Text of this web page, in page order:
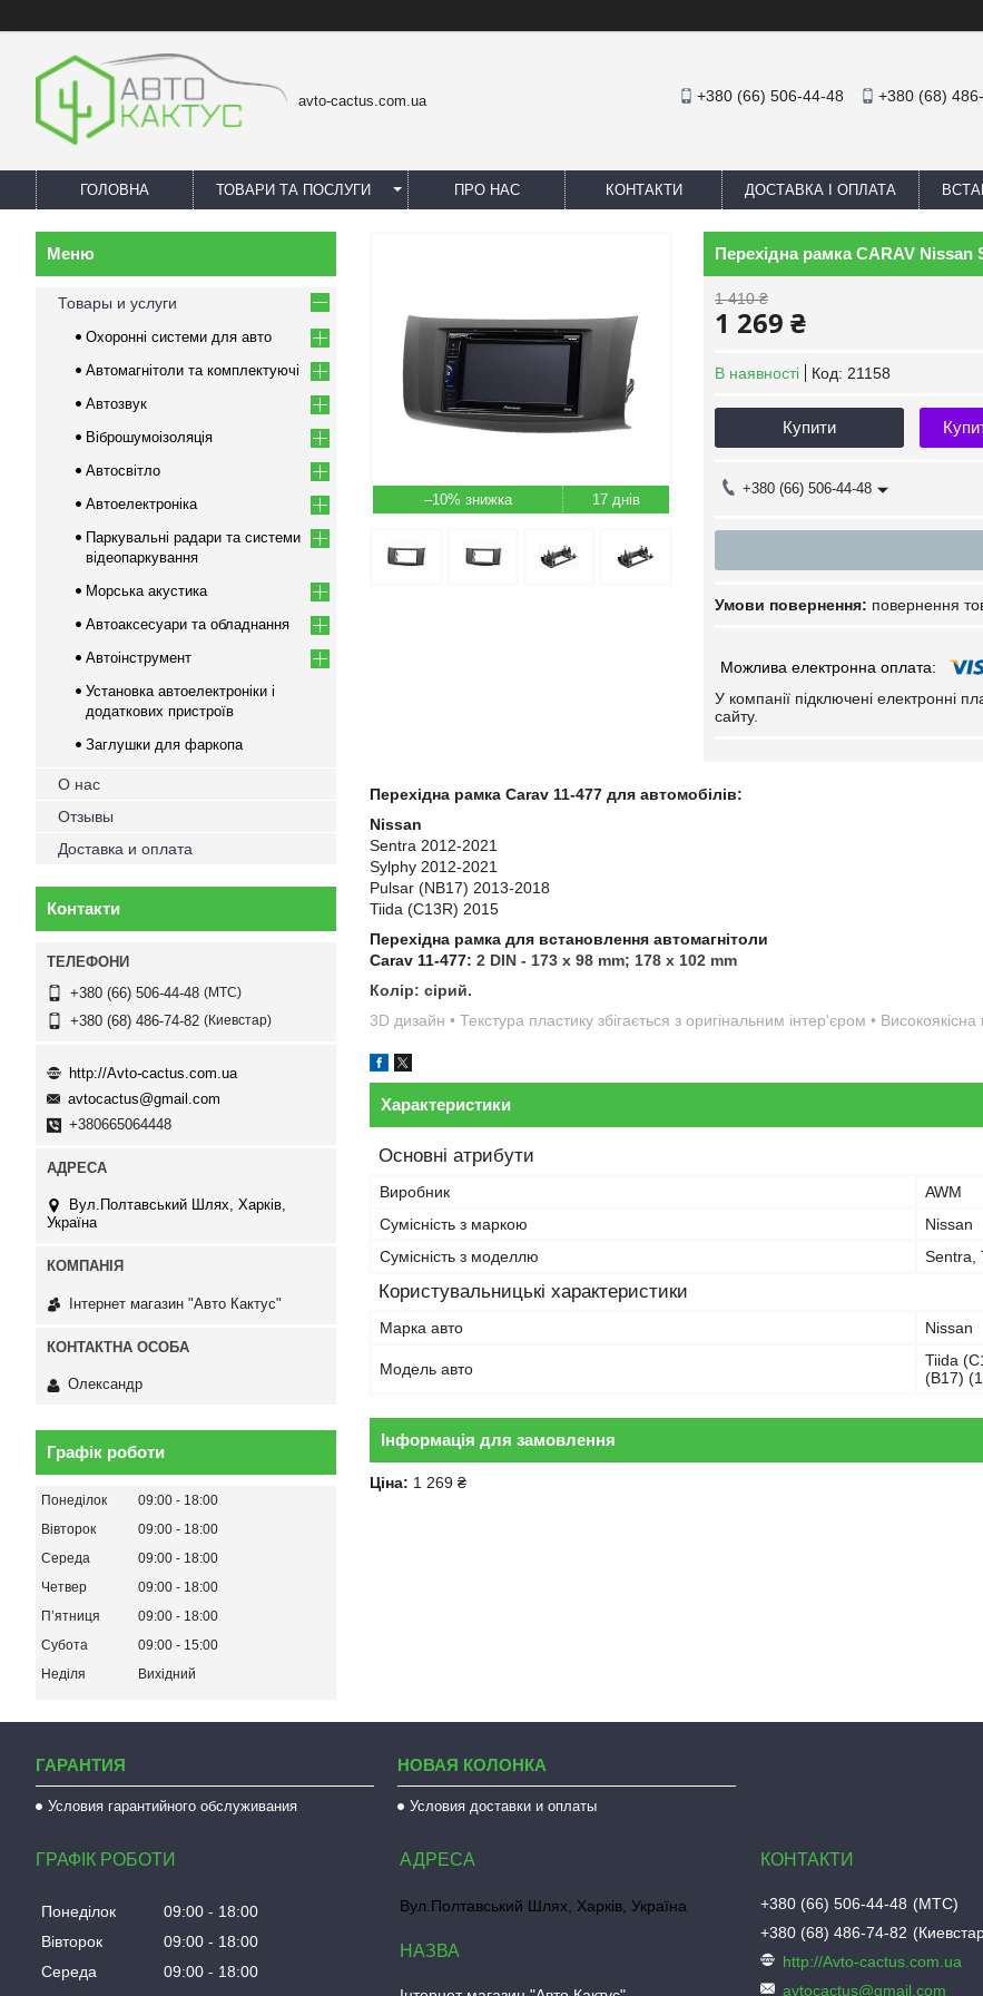
avto-cactus.com.ua +380 (66) 506-44-48 +380 (68)
ГОЛОВНА ТОВАРИ ТА ПОСЛУГИ ПРО НАС КОНТАКТИ ДОСТАВКА І ОПЛАТА
–10% 17 днів
Перехідна рамка CARAV Nissan
1 410 ₴
1 269 ₴
В наявності Код: 21158
Купити
+380 (66) 506-44-48
повернення
У компанії підключені електронні
сайту.
Перехідна рамка Carav 11-477 для автомобілів:
Nissan
Sentra 2012-2021
Sylphy 2012-2021
Pulsar (NB17) 2013-2018
Tiida (C13R) 2015
Перехідна рамка для встановлення автомагнітоли
Carav 11-477: 2 DIN - 173 x 98 mm; 178 x 102 mm
Колір: сірий.
3D дизайн • Текстура пластику збігається з оригінальним інтер'єром •
Характеристики
Основні атрибути
Виробник
AWM
Сумісність з маркою
Nissan
Сумісність з моделлю
Sentra,
Користувальницькі характеристики
Марка авто Nissan
Модель авто
Tiida
(B17)
Інформація для замовлення
Ціна: 1 269 ₴
Товары и услуги
Охоронні системи для авто
Автомагнітоли та комплектуючі
Автозвук
Віброшумоізоляція
Автосвітло
Автоелектроніка
Паркувальні радари та системи
відеопаркування
Морська акустика
Автоаксесуари та обладнання
Автоінструмент
Установка автоелектроніки і
додаткових пристроїв
Заглушки для фаркопа
О нас
Отзывы
Доставка и оплата
Контакти
+380 (66) 506-44-48 МТС
+380 (68) 486-74-82 Киевстар
http://Avto-cactus.com.ua
avtocactus@gmail.com
+380665064448
Вул.Полтавський Шлях, Харків,
Україна
Інтернет магазин "Авто Кактус"
Олександр
Графік роботи
Понеділок 09:00
18:00
Вівторок
09:00
18:00
Середа
09:00
18:00
Четвер
09:00
18:00
Пʼятниця
09:00
18:00
Субота
09:00
15:00
Неділя
Вихідний
ГАРАНТИЯ
Условия гарантийного обслуживания
НОВАЯ КОЛОНКА
Условия доставки и оплаты
ГРАФІК РОБОТИ
Понеділок 09:00
18:00
Вівторок
09:00
18:00
Середа
09:00
18:00
Вул.Полтавський Шлях, Харків, Україна +380 (66) 506-44-48
МТС
+380 (68) 486-74-82
http://Avto-cactus.com.ua
avtocactus@gmail.com